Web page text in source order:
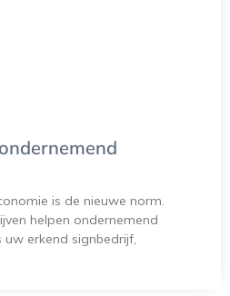
is de nieuwe norm.
helpen ondernemend
erkend signbedrijf,